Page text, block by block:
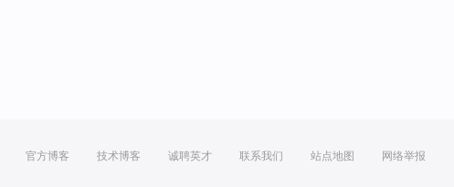
官方博客 技术博客 诚聘英才 联系我们 站点地图 网络举报